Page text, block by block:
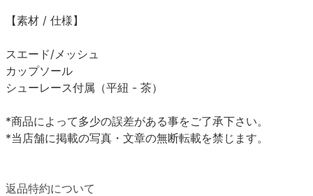
【素材 / 仕様】
スエード/メッシュ
カップソール
シューレース付属（平紐 - 茶）
*商品によって多少の誤差がある事をご了承下さい。
*当店舗に掲載の写真・文章の無断転載を禁じます。
返品特約について